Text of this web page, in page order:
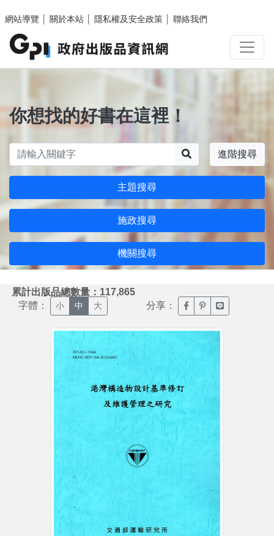
網站導覽
關於本站 隱私權及安全政策 聯絡我們
你想找的好書在這裡！
進階搜尋
主題搜尋
施政搜尋
機關搜尋
累計出版品總數量：117,865
字體： 小 中 大 分享： 臉書分享(另開新視窗)
噗浪分享(另開新
Line分享(另